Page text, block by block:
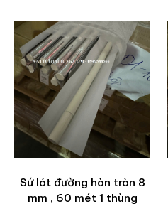
Sứ lót đường hàn tròn 8
mm , 60 mét 1 thùng